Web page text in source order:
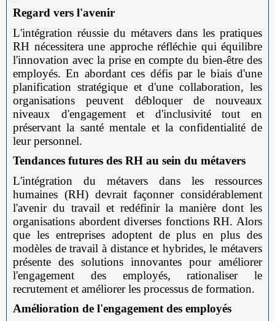
Regard vers l'avenir
L'intégration réussie du métavers dans les pratiques
RH nécessitera une approche réfléchie qui équilibre
l'innovation avec la prise en compte du bien-être des
employés. En abordant ces défis par le biais d'une
planification stratégique et d'une collaboration, les
organisations peuvent débloquer de nouveaux
niveaux d'engagement et d'inclusivité tout en
préservant la santé mentale et la confidentialité de
leur personnel.
Tendances futures des RH au sein du métavers
L'intégration du métavers dans les ressources
humaines (RH) devrait façonner considérablement
l'avenir du travail et redéfinir la manière dont les
organisations abordent diverses fonctions RH. Alors
que les entreprises adoptent de plus en plus des
modèles de travail à distance et hybrides, le métavers
présente des solutions innovantes pour améliorer
l'engagement des employés, rationaliser le
recrutement et améliorer les processus de formation.
Amélioration de l'engagement des employés